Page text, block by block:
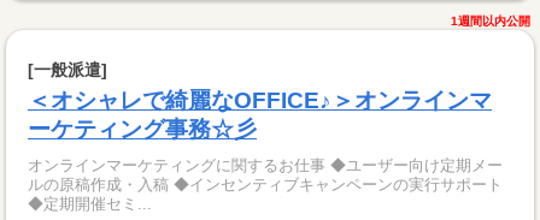
1週間以内公開
[一般派遣]
＜オシャレで綺麗なOFFICE♪＞オンラインマ
ーケティング事務☆彡
オンラインマーケティングに関するお仕事 ◆ユーザー向け定期メー
ルの原稿作成・入稿 ◆インセンティブキャンペーンの実行サポート
◆定期開催セミ...